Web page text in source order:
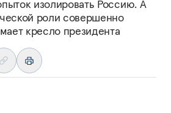
изолировать Россию. А
роли совершенно
кресло президента